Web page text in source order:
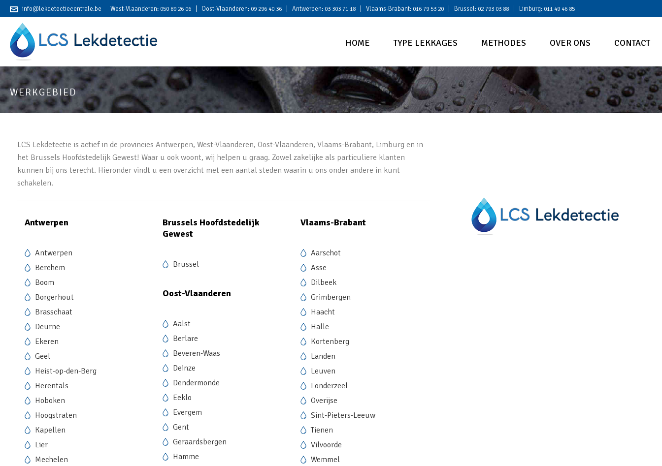
info@lekdetectiecentrale.be West-Vlaanderen: 050 89 26 06 | Oost-Vlaanderen: 09 296 40 36 | Antwerpen: 03 303 71 18 | Vlaams-Brabant: 016 79 53 20 | Brussel: 02 793 03 88 | Limburg: 011 49 46 85
HOME TYPE LEKKAGES METHODES OVER ONS CONTACT
WERKGEBIED
LCS Lekdetectie is actief in de provincies Antwerpen, West-Vlaanderen, Oost-Vlaanderen, Vlaams-Brabant, Limburg en in
het Brussels Hoofdstedelijk Gewest! Waar u ook woont, wij helpen u graag. Zowel zakelijke als particuliere klanten
kunnen bij ons terecht. Hieronder vindt u een overzicht met een aantal steden waarin u ons onder andere in kunt
schakelen.
Antwerpen
Antwerpen
Berchem
Boom
Borgerhout
Brasschaat
Deurne
Ekeren
Geel
Heist-op-den-Berg
Herentals
Hoboken
Hoogstraten
Kapellen
Lier
Mechelen
Brussels Hoofdstedelijk
Gewest
Brussel
Oost-Vlaanderen
Aalst
Berlare
Beveren-Waas
Deinze
Dendermonde
Eeklo
Evergem
Gent
Geraardsbergen
Hamme
Vlaams-Brabant
Aarschot
Asse
Dilbeek
Grimbergen
Haacht
Halle
Kortenberg
Landen
Leuven
Londerzeel
Overijse
Sint-Pieters-Leeuw
Tienen
Vilvoorde
Wemmel